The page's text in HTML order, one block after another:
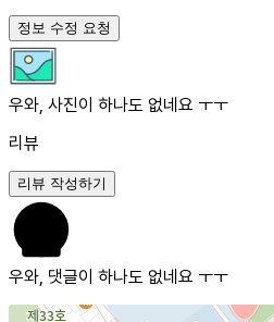
정보 수정 요청
우와, 사진이 하나도 없네요 ㅜㅜ
리뷰
리뷰 작성하기
우와, 댓글이 하나도 없네요 ㅜㅜ